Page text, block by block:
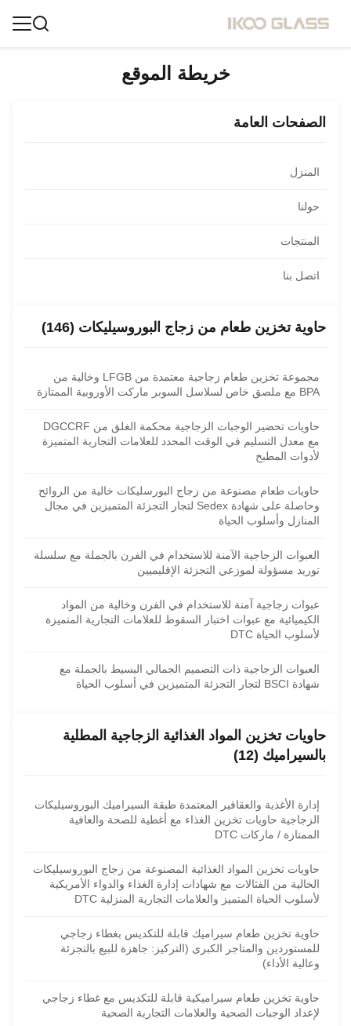
خريطة الموقع
الصفحات العامة
المنزل
حولنا
المنتجات
اتصل بنا
حاوية تخزين طعام من زجاج البوروسيليكات (146)
مجموعة تخزين طعام زجاجية معتمدة من LFGB وخالية من
BPA مع ملصق خاص لسلاسل السوبر ماركت الأوروبية الممتازة
حاويات تحضير الوجبات الزجاجية محكمة الغلق من DGCCRF
مع معدل التسليم في الوقت المحدد للعلامات التجارية المتميزة
لأدوات المطبخ
حاويات طعام مصنوعة من زجاج البورسليكات خالية من الروائح
وحاصلة على شهادة Sedex لتجار التجزئة المتميزين في مجال
المنازل وأسلوب الحياة
العبوات الزجاجية الآمنة للاستخدام في الفرن بالجملة مع سلسلة
توريد مسؤولة لموزعي التجزئة الإقليميين
عبوات زجاجية آمنة للاستخدام في الفرن وخالية من المواد
الكيميائية مع عبوات اختبار السقوط للعلامات التجارية المتميزة
لأسلوب الحياة DTC
العبوات الزجاجية ذات التصميم الجمالي البسيط بالجملة مع
شهادة BSCI لتجار التجزئة المتميزين في أسلوب الحياة
حاويات تخزين المواد الغذائية الزجاجية المطلية
بالسيراميك (12)
إدارة الأغذية والعقاقير المعتمدة طبقة السيراميك البوروسيليكات
الزجاجية حاويات تخزين الغذاء مع أغطية للصحة والعافية
الممتازة / ماركات DTC
حاويات تخزين المواد الغذائية المصنوعة من زجاج البوروسيليكات
الخالية من الفثالات مع شهادات إدارة الغذاء والدواء الأمريكية
لأسلوب الحياة المتميز والعلامات التجارية المنزلية DTC
حاوية تخزين طعام سيراميك قابلة للتكديس بغطاء زجاجي
للمستوردين والمتاجر الكبرى (التركيز: جاهزة للبيع بالتجزئة
وعالية الأداء)
حاوية تخزين طعام سيراميكية قابلة للتكديس مع غطاء زجاجي
لإعداد الوجبات الصحية والعلامات التجارية الصحية